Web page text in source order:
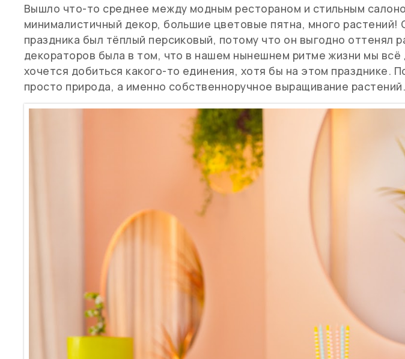
Вышло что-то среднее между модным рестораном и стильным
минималистичный декор, большие цветовые пятна, много
праздника был тёплый персиковый, потому что он выгодно оттенял
декораторов была в том, что в нашем нынешнем ритме жизни мы всё
хочется добиться какого-то единения, хотя бы на этом празднике.
просто природа, а именно собственноручное выращивание растений.